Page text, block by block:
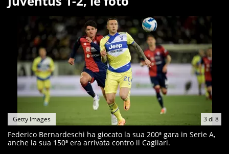
3di 8
Getty Images
Federico Bernardeschi ha giocato la sua 200ª gara in Serie A,
anche la sua 150ª era arrivata contro il Cagliari.